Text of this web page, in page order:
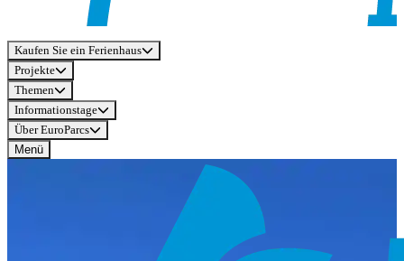
Kaufen Sie ein Ferienhaus
Projekte
Themen
Informationstage
Über EuroParcs
Menü